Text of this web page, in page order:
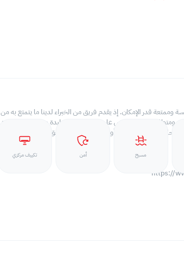
قدر الإمكان. إذ يقدم فريق من الخبراء لدينا ما يتمتع به من
ومتطلباتك، كما نحرص على بناء علاقات وطيدة ومرضيه مع جميع
رحلة بحثك عن مكاتب أو محلات تجارية أو شقق سكنية وغيرها من
مسبح أمن تكييف مركزي